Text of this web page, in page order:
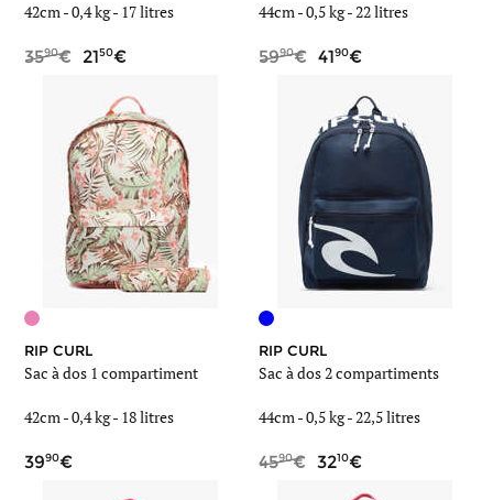
42cm -0,4 kg- 17 litres
3590 2150
44cm -0,5 kg- 22 litres
5990 4190
RIP CURL
Sac à dos 1 compartiment
42cm -0,4 kg- 18 litres
3990
RIP CURL
Sac à dos 2 compartiments
44cm -0,5 kg- 22,5 litres
4590 3210